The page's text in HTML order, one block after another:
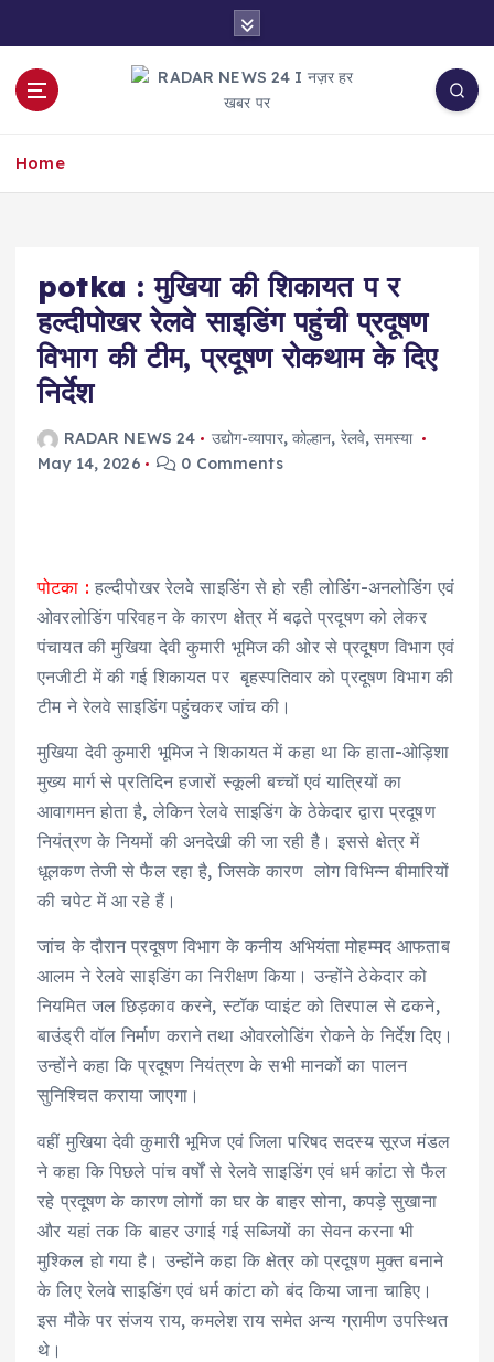
o
Home
potka : मुखिया की शिकायत प र
हल्दीपोखर रेलवे साइडिंग पहुंची प्रदूषण
विभाग की टीम, प्रदूषण रोकथाम के दिए
निर्देश
RADAR NEWS 24 उद्योग-व्यापार, कोल्हान, रेलवे,समस्या
May 14, 2026
0 Comments
पोटका : हल्दीपोखर रेलवे साइडिंग से हो रही लोडिंग-अनलोडिंग एवं
ओवरलोडिंग परिवहन के कारण क्षेत्र में बढ़ते प्रदूषण को लेकर
पंचायत की मुखिया देवी कुमारी भूमिज की ओर से प्रदूषण विभाग एवं
एनजीटी में की गई शिकायत पर बृहस्पतिवार को प्रदूषण विभाग की
टीम ने रेलवे साइडिंग पहुंचकर जांच की।
मुखिया देवी कुमारी भूमिज ने शिकायत में कहा था कि हाता-ओड़िशा
मुख्य मार्ग से प्रतिदिन हजारों स्कूली बच्चों एवं यात्रियों का
आवागमन होता है, लेकिन रेलवे साइडिंग के ठेकेदार द्वारा प्रदूषण
नियंत्रण के नियमों की अनदेखी की जा रही है। इससे क्षेत्र में
धूलकण तेजी से फैल रहा है, जिसके कारण लोग विभिन्न बीमारियों
की चपेट में आ रहे हैं।
जांच के दौरान प्रदूषण विभाग के कनीय अभियंता मोहम्मद आफताब
आलम ने रेलवे साइडिंग का निरीक्षण किया। उन्होंने ठेकेदार को
नियमित जल छिड़काव करने, स्टॉक प्वाइंट को तिरपाल से ढकने,
बाउंड्री वॉल निर्माण कराने तथा ओवरलोडिंग रोकने के निर्देश दिए।
उन्होंने कहा कि प्रदूषण नियंत्रण के सभी मानकों का पालन
सुनिश्चित कराया जाएगा।
वहीं मुखिया देवी कुमारी भूमिज एवं जिला परिषद सदस्य सूरज मंडल
ने कहा कि पिछले पांच वर्षों से रेलवे साइडिंग एवं धर्म कांटा से फैल
रहे प्रदूषण के कारण लोगों का घर के बाहर सोना, कपड़े सुखाना
और यहां तक कि बाहर उगाई गई सब्जियों का सेवन करना भी
मुश्किल हो गया है। उन्होंने कहा कि क्षेत्र को प्रदूषण मुक्त बनाने
के लिए रेलवे साइडिंग एवं धर्म कांटा को बंद किया जाना चाहिए।
इस मौके पर संजय राय, कमलेश राय समेत अन्य ग्रामीण उपस्थित
थे।